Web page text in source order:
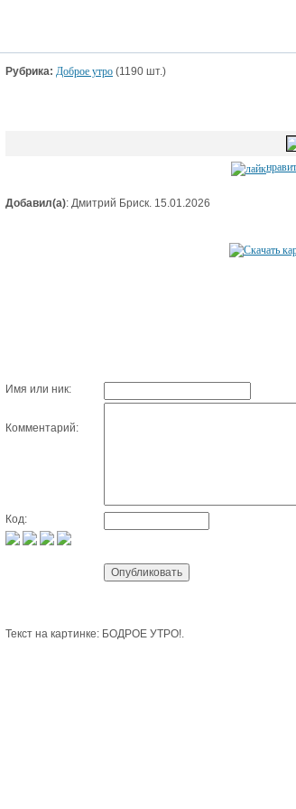
Рубрика: Доброе утро (1190 шт.)
Добавил(а): Дмитрий Бриск. 15.01.2026
Имя или ник:
Комментарий:
Код:
Текст на картинке: БОДРОЕ УТРО!.